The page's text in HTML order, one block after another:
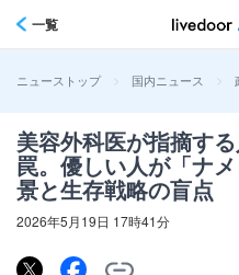
一覧
ニューストップ > 国内ニュース >
美容外科医が指摘す
罠。優しい人が「ナ
景と生存戦略の盲点
2026年5月19日 17時41分